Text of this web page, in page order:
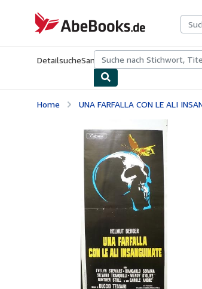
AbeBooks.de
DetailsucheSammlungenAntiquarische
Home UNA FARFALLA CON LE ALI